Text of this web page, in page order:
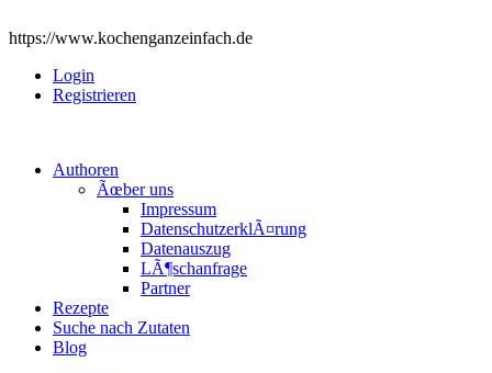
https://www.kochenganzeinfach.de
Login
Registrieren
Authoren
Ãœber uns
Impressum
DatenschutzerklÃ¤rung
Datenauszug
LÃ¶schanfrage
Partner
Rezepte
Suche nach Zutaten
Blog